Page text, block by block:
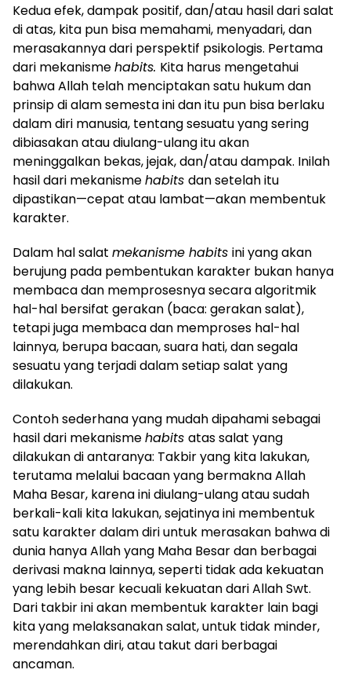
Kedua efek, dampak positif, dan/atau hasil dari salat
di atas, kita pun bisa memahami, menyadari, dan
merasakannya dari perspektif psikologis. Pertama
dari mekanismehabits. Kita harus mengetahui
bahwa Allah telah menciptakan satu hukum dan
prinsip di alam semesta ini dan itu pun bisa berlaku
dalam diri manusia, tentang sesuatu yang sering
dibiasakan atau diulang-ulang itu akan
meninggalkan bekas, jejak, dan/atau dampak. Inilah
hasil dari mekanismehabits dan setelah itu
dipastikan—cepat atau lambat—akan membentuk
karakter.
Dalam hal salat mekanisme habits ini yang akan
berujung pada pembentukan karakter bukan hanya
membaca dan memprosesnya secara algoritmik
hal-hal bersifat gerakan (baca: gerakan salat),
tetapi juga membaca dan memproses hal-hal
lainnya, berupa bacaan, suara hati, dan segala
sesuatu yang terjadi dalam setiap salat yang
dilakukan.
Contoh sederhana yang mudah dipahami sebagai
hasil dari mekanismehabits atas salat yang
dilakukan di antaranya: Takbir yang kita lakukan,
terutama melalui bacaan yang bermakna Allah
Maha Besar, karena ini diulang-ulang atau sudah
berkali-kali kita lakukan, sejatinya ini membentuk
satu karakter dalam diri untuk merasakan bahwa di
dunia hanya Allah yang Maha Besar dan berbagai
derivasi makna lainnya, seperti tidak ada kekuatan
yang lebih besar kecuali kekuatan dari Allah Swt.
Dari takbir ini akan membentuk karakter lain bagi
kita yang melaksanakan salat, untuk tidak minder,
merendahkan diri, atau takut dari berbagai
ancaman.